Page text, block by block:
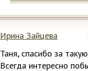
Ирина Зайцева
Таня, спасибо за
Всегда интересно